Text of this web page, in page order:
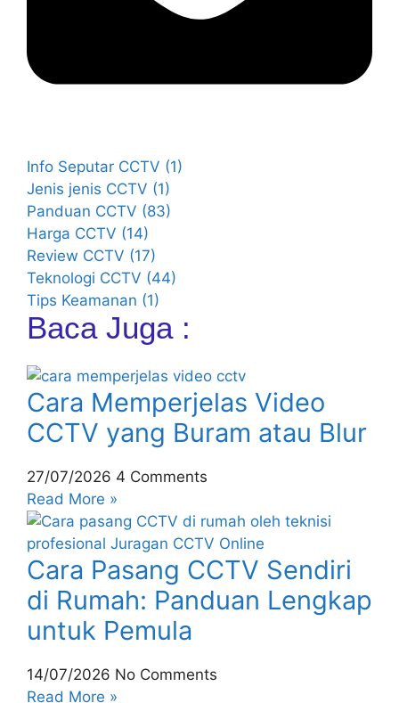
Info Seputar CCTV (1)
Jenis jenis CCTV (1)
Panduan CCTV (83)
Harga CCTV (14)
Review CCTV (17)
Teknologi CCTV (44)
Tips Keamanan (1)
Baca Juga :
Cara Memperjelas Video
CCTV yang Buram atau Blur
27/07/2026 4 Comments
Read More »
Cara Pasang CCTV Sendiri
di Rumah: Panduan Lengkap
untuk Pemula
14/07/2026 No Comments
Read More »